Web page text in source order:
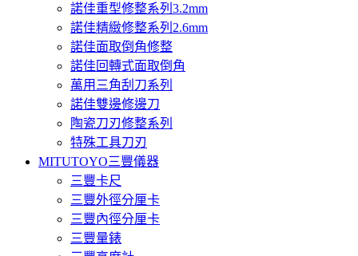
諾佳重型修整系列3.2mm
諾佳精緻修整系列2.6mm
諾佳面取倒角修整
諾佳回轉式面取倒角
萬用三角刮刀系列
諾佳雙邊修邊刀
陶瓷刀刃修整系列
特殊工具刀刃
MITUTOYO三豐儀器
三豐卡尺
三豐外徑分厘卡
三豐內徑分厘卡
三豐量錶